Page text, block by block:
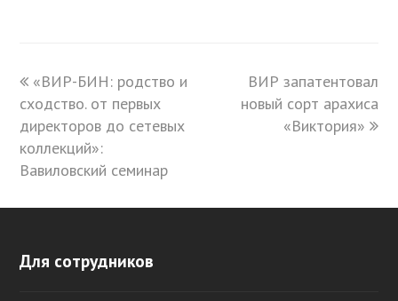
previous
post:
«ВИР-БИН: родство и
сходство. от первых
директоров до сетевых
коллекций»:
Вавиловский семинар
next
post:
ВИР запатентовал
новый сорт арахиса
«Виктория»
Для сотрудников